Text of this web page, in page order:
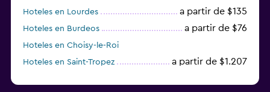
Hoteles en Lourdes a partir de $135
Hoteles en Burdeos a partir de $76
Hoteles en Choisy-le-Roi
Hoteles en Saint-Tropez
a partir de $1.207